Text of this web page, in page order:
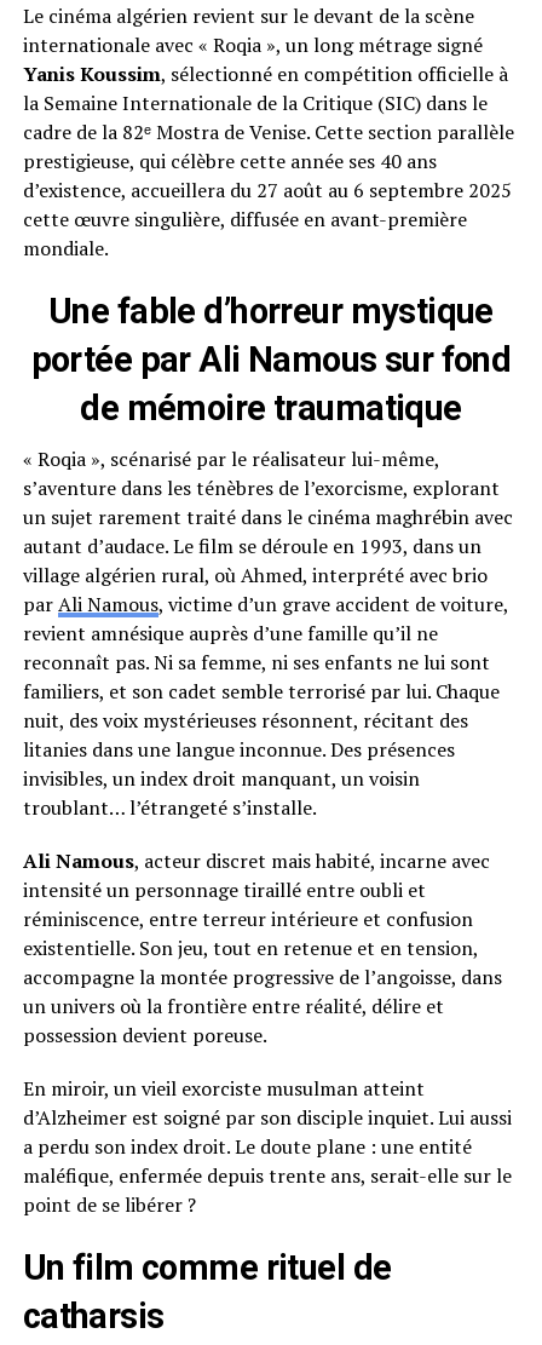
Le cinéma algérien revient sur le devant de la scène
internationale avec « Roqia », un long métrage signé
Yanis Koussim, sélectionné en compétition officielle à
la Semaine Internationale de la Critique (SIC) dans le
cadre de la 82ᵉ Mostra de Venise. Cette section parallèle
prestigieuse, qui célèbre cette année ses 40 ans
d’existence, accueillera du 27 août au 6 septembre 2025
cette œuvre singulière, diffusée en avant-première
mondiale.
Une fable d’horreur mystique
portée par Ali Namous sur fond
de mémoire traumatique
« Roqia », scénarisé par le réalisateur lui-même,
s’aventure dans les ténèbres de l’exorcisme, explorant
un sujet rarement traité dans le cinéma maghrébin avec
autant d’audace. Le film se déroule en 1993, dans un
village algérien rural, où Ahmed, interprété avec brio
parAli Namous, victime d’un grave accident de voiture,
revient amnésique auprès d’une famille qu’il ne
reconnaît pas. Ni sa femme, ni ses enfants ne lui sont
familiers, et son cadet semble terrorisé par lui. Chaque
nuit, des voix mystérieuses résonnent, récitant des
litanies dans une langue inconnue. Des présences
invisibles, un index droit manquant, un voisin
troublant… l’étrangeté s’installe.
Ali Namous, acteur discret mais habité, incarne avec
intensité un personnage tiraillé entre oubli et
réminiscence, entre terreur intérieure et confusion
existentielle. Son jeu, tout en retenue et en tension,
accompagne la montée progressive de l’angoisse, dans
un univers où la frontière entre réalité, délire et
possession devient poreuse.
En miroir, un vieil exorciste musulman atteint
d’Alzheimer est soigné par son disciple inquiet. Lui aussi
a perdu son index droit. Le doute plane : une entité
maléfique, enfermée depuis trente ans, serait-elle sur le
point de se libérer ?
Un film comme rituel de
catharsis